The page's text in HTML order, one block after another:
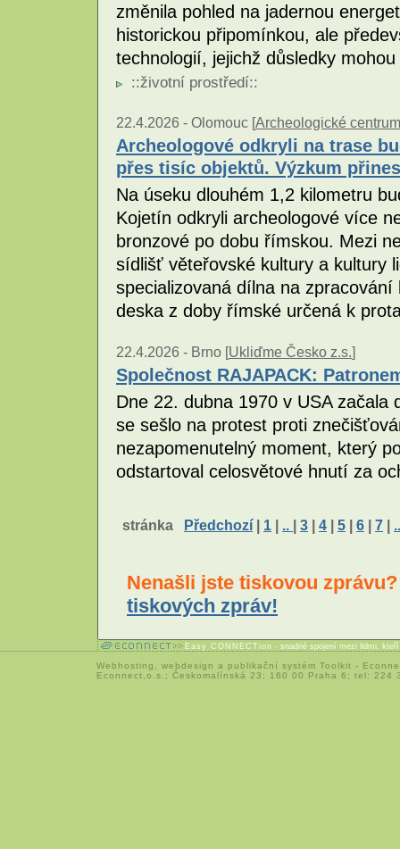
změnila pohled na jadernou
historickou připomínkou, ale
technologií, jejichž důsledky
::životní prostředí::
22.4.2026 - Olomouc [Archeologické
Archeologové odkryli na trase
přes tisíc objektů. Výzkum
Na úseku dlouhém 1,2 kilometru
Kojetín odkryli archeologové více
bronzové po dobu římskou. Mezi
sídlišť věteřovské kultury a kultury
specializovaná dílna na
deska z doby římské určená k
22.4.2026 - Brno [Ukliďme Česko z.s.]
Společnost RAJAPACK:
Dne 22. dubna 1970 v USA
se sešlo na protest proti
nezapomenutelný moment, který
odstartoval celosvětové hnutí za
stránka Předchozí| 1 | .. | 3 | 4 | 5 | 6 | 7 | ..
Nenašli jste tiskovou
tiskových zpráv!
Easy CONNECTion - snadné spojení mezi lidmi,
Webhosting webdesign a publikační systém Toolkit -
Econnect,o.s.; Českomalínská 23; 160 00 Praha 6; tel: 224